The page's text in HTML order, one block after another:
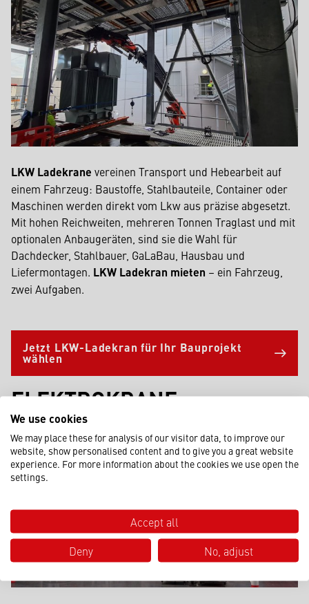
LKW Ladekrane vereinen Transport und Hebearbeit auf
einem Fahrzeug: Baustoffe, Stahlbauteile, Container oder
Maschinen werden direkt vom Lkw aus präzise abgesetzt.
Mit hohen Reichweiten, mehreren Tonnen Traglast und mit
optionalen Anbaugeräten, sind sie die Wahl für
Dachdecker, Stahlbauer, GaLaBau, Hausbau und
Liefermontagen. LKW Ladekran mieten – ein Fahrzeug,
zwei Aufgaben.
Jetzt LKW-Ladekran für Ihr Bauprojekt
wählen
ELEKTROKRANE
We use cookies
We may place these for analysis of our visitor data, to improve our
website, show personalised content and to give you a great website
experience. For more information about the cookies we use open the
settings.
Accept all
Deny
No, adjust